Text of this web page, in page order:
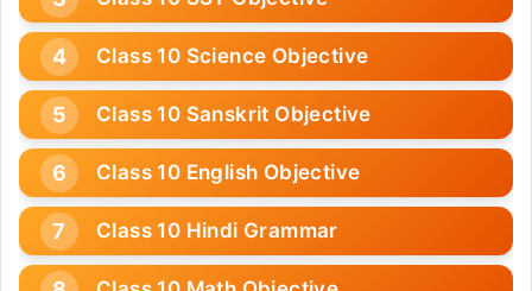
Class 10 Science Objective
Class 10 Sanskrit Objective
Class 10 English Objective
Class 10 Hindi Grammar